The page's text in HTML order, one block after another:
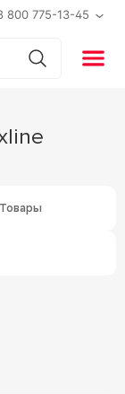
800 775-13-45
Товары